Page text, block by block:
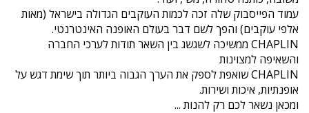
עמוד הפייסבוק שלה זכה לכמות העוקבים הגדולה בישראל (מאות
אלפי עוקבים) והפך לשם דבר בעולם האופנה האינטרנטי.
CHAPLIN ממשיכה לשגשג בין השאר תודות לערכי החברה
והשאיפה למצוינות
CHAPLIN שואפת לספק את הערך הגבוה ביותר תוך שימת דגש על
אופנתיות, איכות ושירות.
ומכאן נשאר לכם רק להנות ...